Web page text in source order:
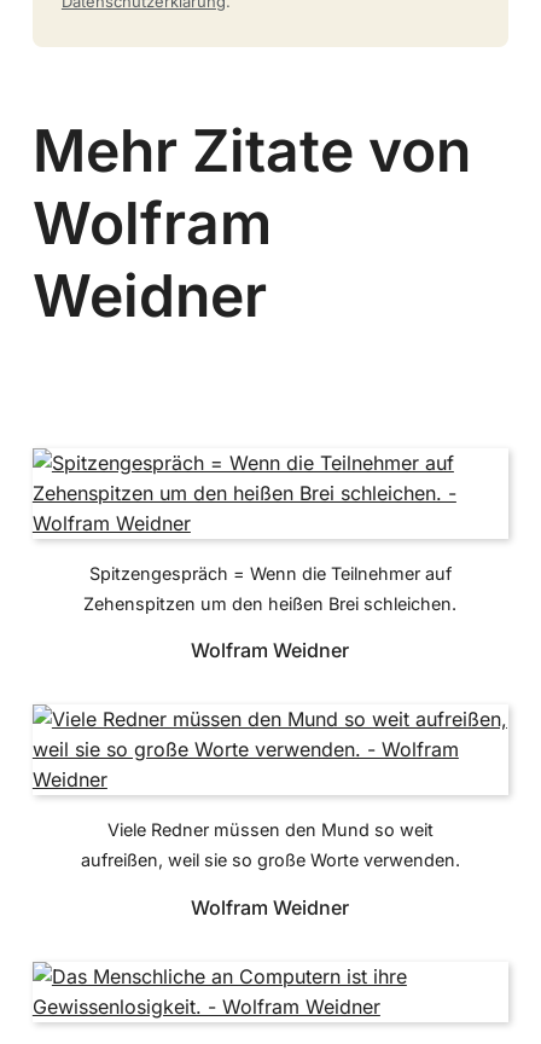
Mehr Zitate von
Wolfram
Weidner
Spitzengespräch = Wenn die Teilnehmer auf
Zehenspitzen um den heißen Brei schleichen.
Wolfram Weidner
Viele Redner müssen den Mund so weit
aufreißen, weil sie so große Worte verwenden.
Wolfram Weidner